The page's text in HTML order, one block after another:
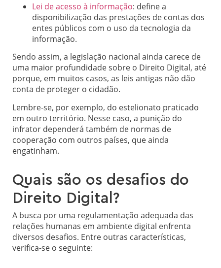
Lei de acesso à informação: define a
disponibilização das prestações de contas dos
entes públicos com o uso da tecnologia da
informação.
Sendo assim, a legislação nacional ainda carece de
uma maior profundidade sobre o Direito Digital, até
porque, em muitos casos, as leis antigas não dão
conta de proteger o cidadão.
Lembre-se, por exemplo, do estelionato praticado
em outro território. Nesse caso, a punição do
infrator dependerá também de normas de
cooperação com outros países, que ainda
engatinham.
Quais são os desafios do
Direito Digital?
A busca por uma regulamentação adequada das
relações humanas em ambiente digital enfrenta
diversos desafios. Entre outras características,
verifica-se o seguinte: